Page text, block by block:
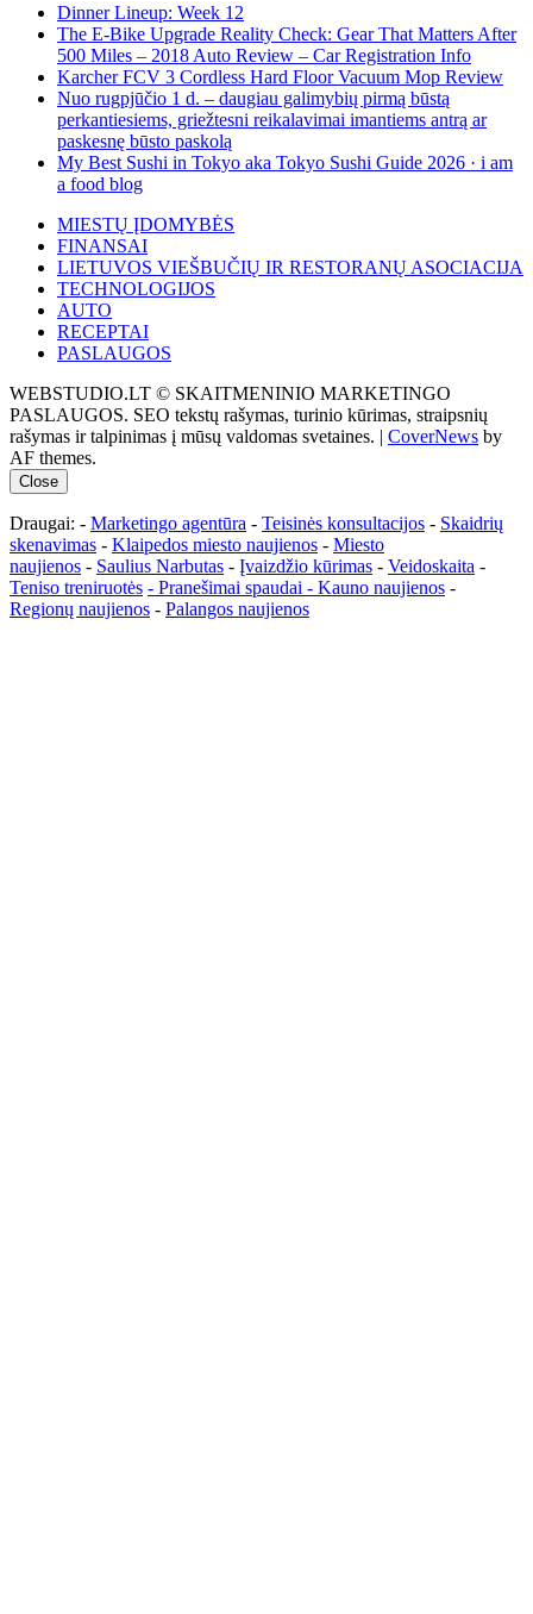
Dinner Lineup: Week 12
The E-Bike Upgrade Reality Check: Gear That Matters After
500 Miles – 2018 Auto Review – Car Registration Info
Karcher FCV 3 Cordless Hard Floor Vacuum Mop Review
Nuo rugpjūčio 1 d. – daugiau galimybių pirmą būstą
perkantiesiems, griežtesni reikalavimai imantiems antrą ar
paskesnę būsto paskolą
My Best Sushi in Tokyo aka Tokyo Sushi Guide 2026 · i am
a food blog
MIESTŲ ĮDOMYBĖS
FINANSAI
LIETUVOS VIEŠBUČIŲ IR RESTORANŲ ASOCIACIJA
TECHNOLOGIJOS
AUTO
RECEPTAI
PASLAUGOS
WEBSTUDIO.LT © SKAITMENINIO MARKETINGO
PASLAUGOS. SEO tekstų rašymas, turinio kūrimas, straipsnių
rašymas ir talpinimas į mūsų valdomas svetaines. | CoverNews by
AF themes.
Close
Draugai: - Marketingo agentūra - Teisinės konsultacijos - Skaidrių
skenavimas - Klaipedos miesto naujienos - Miesto
naujienos - Saulius Narbutas - Įvaizdžio kūrimas - Veidoskaita -
Teniso treniruotės - Pranešimai spaudai - Kauno naujienos -
Regionų naujienos - Palangos naujienos